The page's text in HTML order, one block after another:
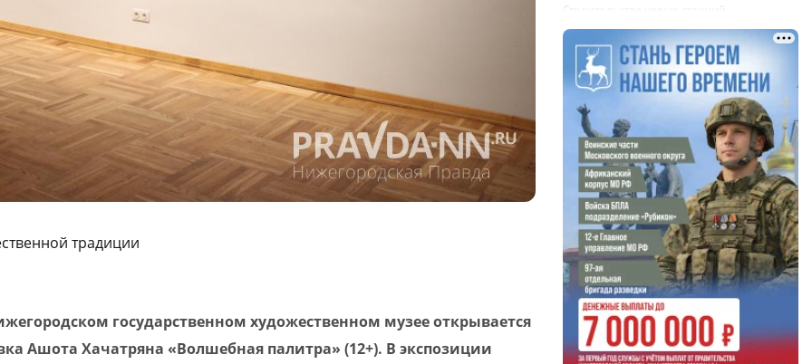
традиции
государственном художественном музее открывается
Ашота Хачатряна «Волшебная палитра» (12+). В экспозиции
×
Строительство новых станций
нижегородского метро планируют
закончить к 2028 году
19:51
ХК «Торпедо» опубликовал состав на
предсезонный сбор
19:27
Дзержинский «Парус» завоевал серебро
на Чемпионате России по ПОДА-футболу
19:22
Владельца кафе осудили за отказ пустить
нижегородца с собакой-поводырем
19:05